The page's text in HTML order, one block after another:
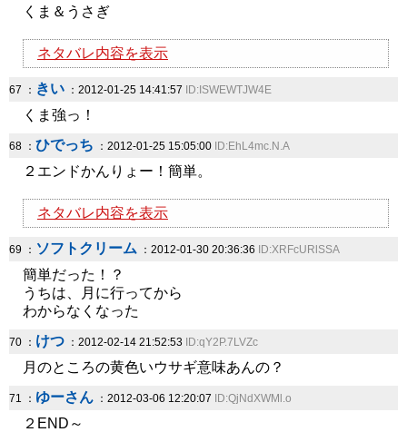
くま＆うさぎ
ネタバレ内容を表示
67 ： きい ：2012-01-25 14:41:57 ID:ISWEWTJW4E
くま強っ！
68 ： ひでっち ：2012-01-25 15:05:00 ID:EhL4mc.N.A
２エンドかんりょー！簡単。
ネタバレ内容を表示
69 ： ソフトクリーム ：2012-01-30 20:36:36 ID:XRFcURlSSA
簡単だった！？
うちは、月に行ってから
わからなくなった
70 ： けつ ：2012-02-14 21:52:53 ID:qY2P.7LVZc
月のところの黄色いウサギ意味あんの？
71 ： ゆーさん ：2012-03-06 12:20:07 ID:QjNdXWMl.o
２END～